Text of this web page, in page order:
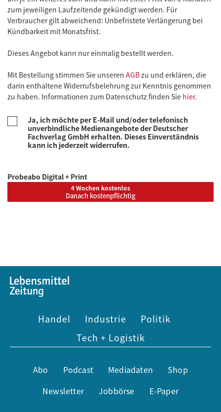
zum jeweiligen Laufzeitende gekündigt werden. Für
Verbraucher gilt abweichend: Unbefristete Verlängerung bei
Kündbarkeit mit Monatsfrist.
Dieses Angebot kann nur einmalig bestellt werden.
Mit Bestellung stimmen Sie unseren AGB zu und erklären, die
darin enthaltene Widerrufsbelehrung zur Kenntnis genommen
zu haben. Informationen zum Datenschutz finden Sie hier.
Ja, ich möchte per E-Mail und/oder telefonisch
unverbindliche Medienangebote der Deutscher
Fachverlag GmbH erhalten. Dieses Einverständnis
kann ich jederzeit widerrufen.
Probeabo Digital + Print
4 Wochen kostenlos
Danach kostenpflichtig
Handel Industrie
Politik
Tech + Logistik
Abo Podcast Mediadaten
Shop
Newsletter
Jobbörse E-Paper